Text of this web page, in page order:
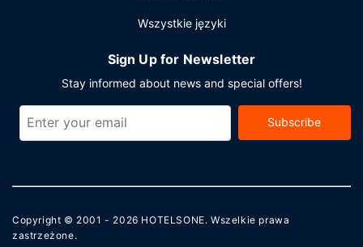
Wszystkie języki
Sign Up for Newsletter
Stay informed about news and special offers!
Subscribe
Copyright © 2001 - 2026 HOTELSONE. Wszelkie prawa
zastrzeżone.